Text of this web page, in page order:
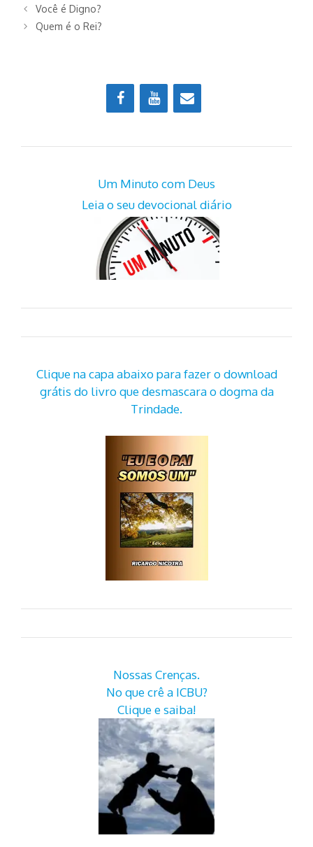
Você é Digno?
Quem é o Rei?
Um Minuto com Deus
Leia o seu devocional diário
Clique na capa abaixo para fazer o download
grátis do livro que desmascara o dogma da
Trindade.
Nossas Crenças.
No que crê a ICBU?
Clique e saiba!